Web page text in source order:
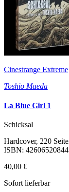
Cinestrange Extreme
Toshio Maeda
La Blue Girl 1
Schicksal
Hardcover, 220
ISBN:
40,00 €
Sofort lieferbar